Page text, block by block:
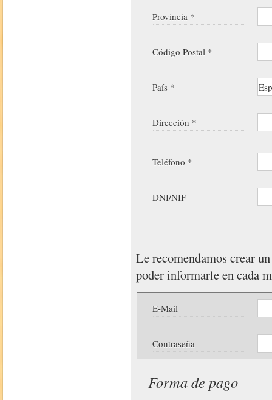
Provincia *
Código Postal *
País *
Dirección *
Teléfono *
DNI/NIF
Le recomendamos crear
poder informarle en cada
E-Mail
Contraseña
Forma de pago